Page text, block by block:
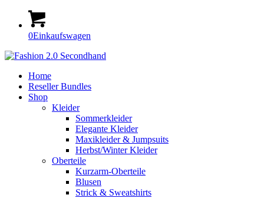
0Einkaufswagen
Home
Reseller Bundles
Shop
Kleider
Sommerkleider
Elegante Kleider
Maxikleider & Jumpsuits
Herbst/Winter Kleider
Oberteile
Kurzarm-Oberteile
Blusen
Strick & Sweatshirts